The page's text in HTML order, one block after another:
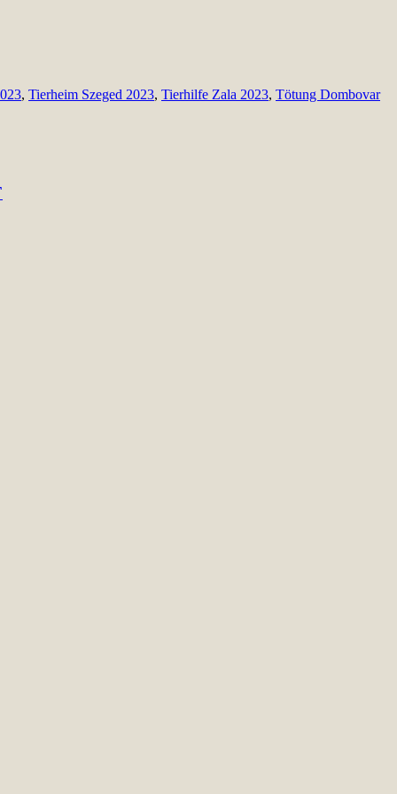
, Tierheim Szeged 2023, Tierhilfe Zala 2023, Tötung Dombovar